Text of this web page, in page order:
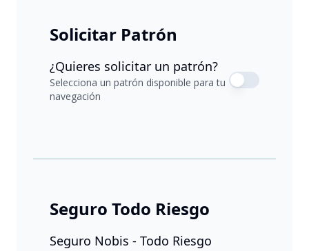
Solicitar Patrón
¿Quieres solicitar un patrón?
Selecciona un patrón disponible para tu
navegación
Seguro Todo Riesgo
Seguro Nobis - Todo Riesgo